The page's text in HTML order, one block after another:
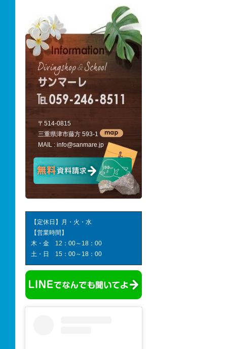
〒514-0815
三重県津市藤方 593-1
MAIL : info@sanmare.jp
【定休日】月・火・水
【営業時間】
木・金 12：00～18：00
土・日 15：00～18：00